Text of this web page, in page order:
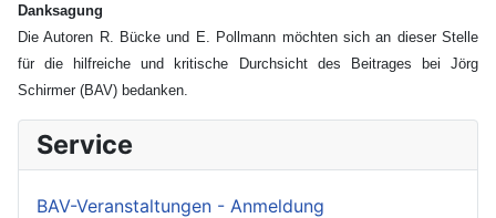
Danksagung
Die Autoren R. Bücke und E. Pollmann möchten sich an dieser Stelle
für die hilfreiche und kritische Durchsicht des Beitrages bei Jörg
Schirmer (BAV) bedanken.
Service
BAV-Veranstaltungen - Anmeldung